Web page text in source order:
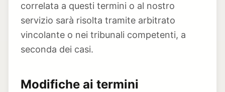
correlata a questi termini o al nostro
servizio sarà risolta tramite arbitrato
vincolante o nei tribunali competenti, a
seconda dei casi.
Modifiche ai termini